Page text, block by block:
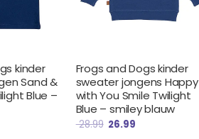
kinder
Sand &
Blue –
Frogs and Dogs kinder
sweater jongens Happy
with You Smile Twilight
Blue – smiley blauw
28.99 26.99